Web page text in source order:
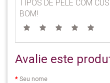
TIPOS DE PELE COM
BOM!
Avalie este
Seu nome